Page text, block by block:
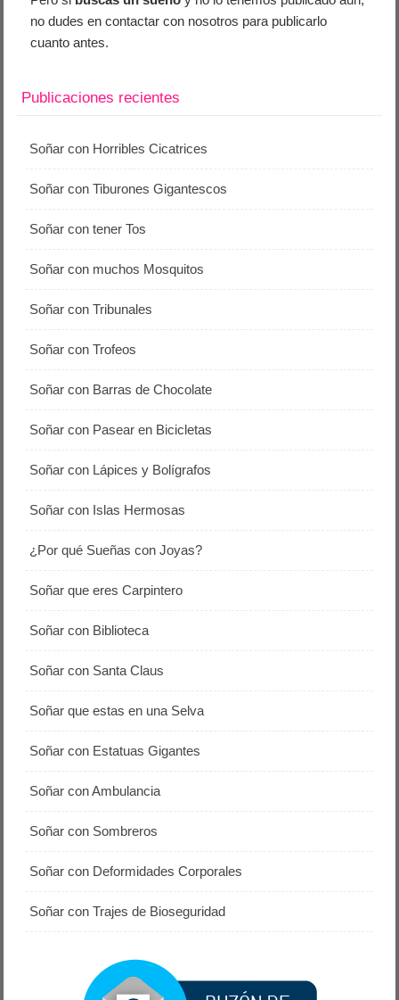
no dudes en contactar con nosotros para publicarlo
cuanto antes.
Publicaciones recientes
Soñar con Horribles Cicatrices
Soñar con Tiburones Gigantescos
Soñar con tener Tos
Soñar con muchos Mosquitos
Soñar con Tribunales
Soñar con Trofeos
Soñar con Barras de Chocolate
Soñar con Pasear en Bicicletas
Soñar con Lápices y Bolígrafos
Soñar con Islas Hermosas
¿Por qué Sueñas con Joyas?
Soñar que eres Carpintero
Soñar con Biblioteca
Soñar con Santa Claus
Soñar que estas en una Selva
Soñar con Estatuas Gigantes
Soñar con Ambulancia
Soñar con Sombreros
Soñar con Deformidades Corporales
Soñar con Trajes de Bioseguridad